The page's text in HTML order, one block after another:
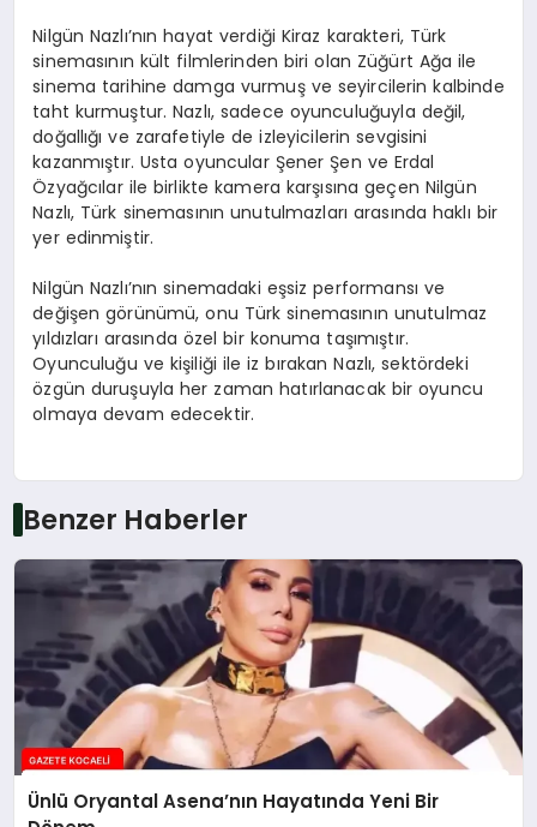
Nilgün Nazlı’nın hayat verdiği Kiraz karakteri, Türk
sinemasının kült filmlerinden biri olan Züğürt Ağa ile
sinema tarihine damga vurmuş ve seyircilerin kalbinde
taht kurmuştur. Nazlı, sadece oyunculuğuyla değil,
doğallığı ve zarafetiyle de izleyicilerin sevgisini
kazanmıştır. Usta oyuncular Şener Şen ve Erdal
Özyağcılar ile birlikte kamera karşısına geçen Nilgün
Nazlı, Türk sinemasının unutulmazları arasında haklı bir
yer edinmiştir.
Nilgün Nazlı’nın sinemadaki eşsiz performansı ve
değişen görünümü, onu Türk sinemasının unutulmaz
yıldızları arasında özel bir konuma taşımıştır.
Oyunculuğu ve kişiliği ile iz bırakan Nazlı, sektördeki
özgün duruşuyla her zaman hatırlanacak bir oyuncu
olmaya devam edecektir.
Benzer Haberler
Ünlü Oryantal Asena’nın Hayatında Yeni Bir